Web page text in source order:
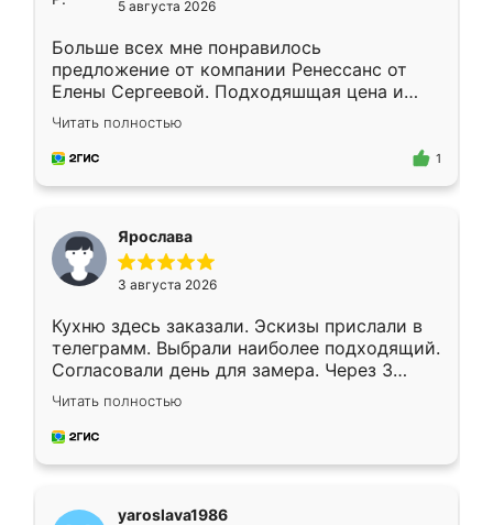
5 августа 2026
Больше всех мне понравилось
предложение от компании Ренессанс от
Елены Сергеевой. Подходяшщая цена и
короткие сроки изготовления. Приехавший
для замера сотрудник Владислав
предложил по моему эскизу самый
Читать полностью
1
Ярослава
3 августа 2026
Кухню здесь заказали. Эскизы прислали в
телеграмм. Выбрали наиболее подходящий.
Согласовали день для замера. Через 3
недели кухня была уже готова. Остались
довольны работой. Спасибо Ренессанс
мебель за качественную работу!
Читать полностью
yaroslava1986